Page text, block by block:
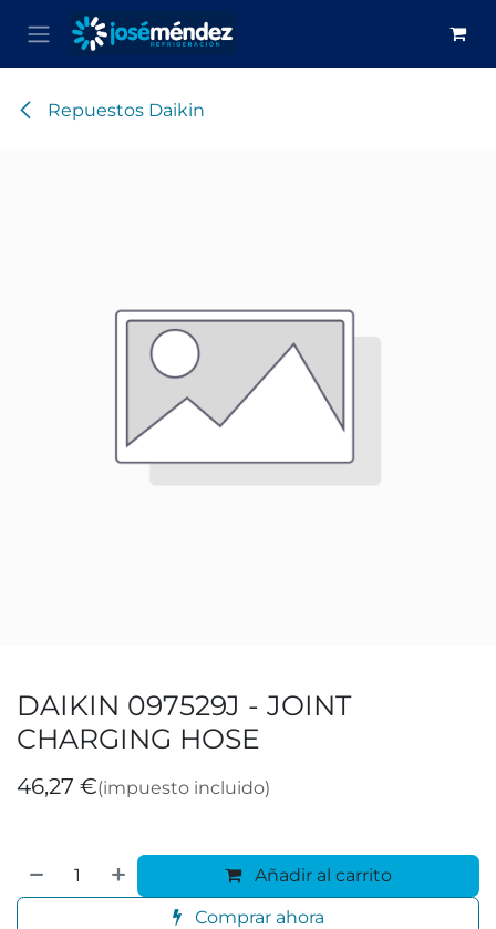
Ir al contenido
Repuestos Daikin
DAIKIN 097529J - JOINT
CHARGING HOSE
46,27 €(impuesto incluido)
Añadir al carrito
Comprar ahora